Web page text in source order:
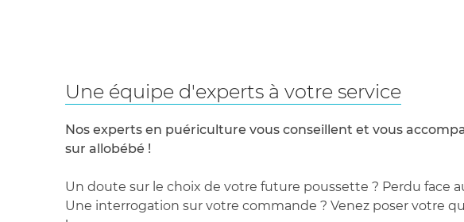
Une équipe d'experts à votre service
Nos experts en puériculture vous conseillent et vous
sur allobébé !
Un doute sur le choix de votre future poussette ? Perdu face
Une interrogation sur votre commande ? Venez poser votre